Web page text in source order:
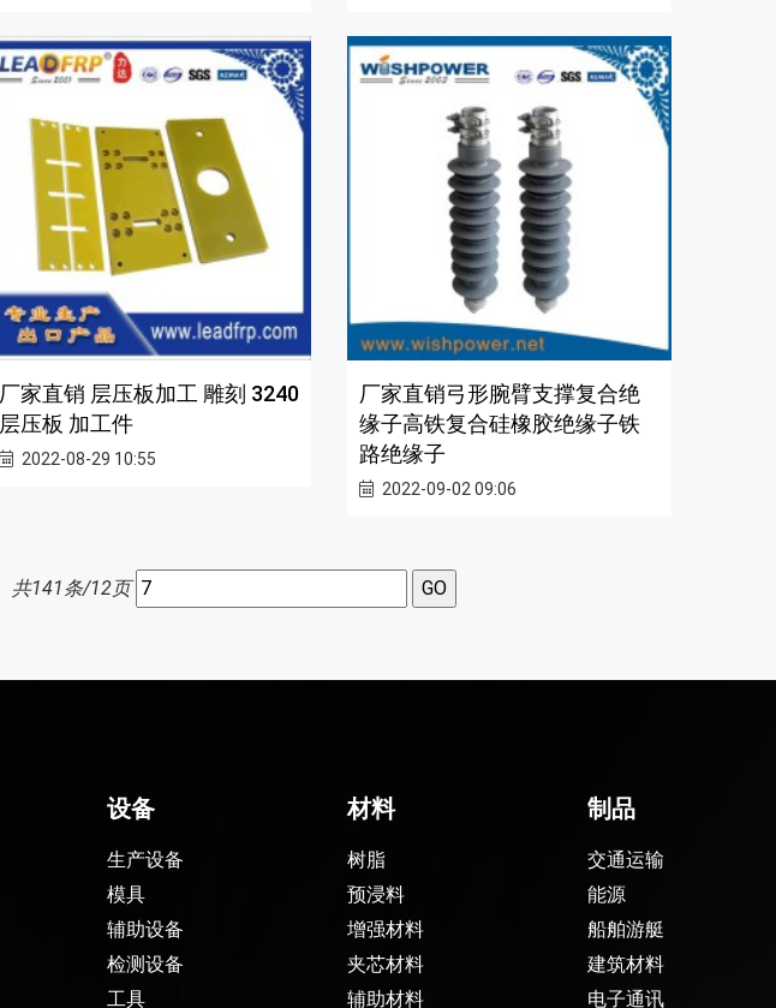
厂家直销 层压板加工 雕刻 3240
层压板 加工件
2022-08-29 10:55
厂家直销弓形腕臂支撑复合绝
缘子高铁复合硅橡胶绝缘子铁
路绝缘子
2022-09-02 09:06
共141条/12页
设备
生产设备
模具
辅助设备
检测设备
工具
材料
树脂
预浸料
增强材料
夹芯材料
辅助材料
制品
交通运输
能源
船舶游艇
建筑材料
电子通讯